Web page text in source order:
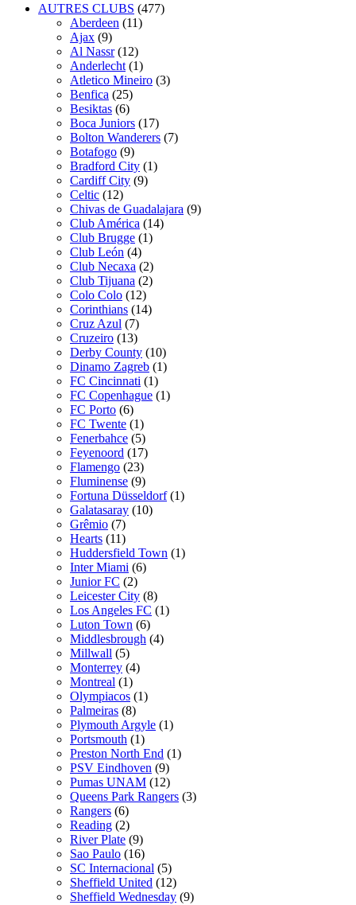
AUTRES CLUBS (477)
Aberdeen (11)
Ajax (9)
Al Nassr (12)
Anderlecht (1)
Atletico Mineiro (3)
Benfica (25)
Besiktas (6)
Boca Juniors (17)
Bolton Wanderers (7)
Botafogo (9)
Bradford City (1)
Cardiff City (9)
Celtic (12)
Chivas de Guadalajara (9)
Club América (14)
Club Brugge (1)
Club León (4)
Club Necaxa (2)
Club Tijuana (2)
Colo Colo (12)
Corinthians (14)
Cruz Azul (7)
Cruzeiro (13)
Derby County (10)
Dinamo Zagreb (1)
FC Cincinnati (1)
FC Copenhague (1)
FC Porto (6)
FC Twente (1)
Fenerbahce (5)
Feyenoord (17)
Flamengo (23)
Fluminense (9)
Fortuna Düsseldorf (1)
Galatasaray (10)
Grêmio (7)
Hearts (11)
Huddersfield Town (1)
Inter Miami (6)
Junior FC (2)
Leicester City (8)
Los Angeles FC (1)
Luton Town (6)
Middlesbrough (4)
Millwall (5)
Monterrey (4)
Montreal (1)
Olympiacos (1)
Palmeiras (8)
Plymouth Argyle (1)
Portsmouth (1)
Preston North End (1)
PSV Eindhoven (9)
Pumas UNAM (12)
Queens Park Rangers (3)
Rangers (6)
Reading (2)
River Plate (9)
Sao Paulo (16)
SC Internacional (5)
Sheffield United (12)
Sheffield Wednesday (9)